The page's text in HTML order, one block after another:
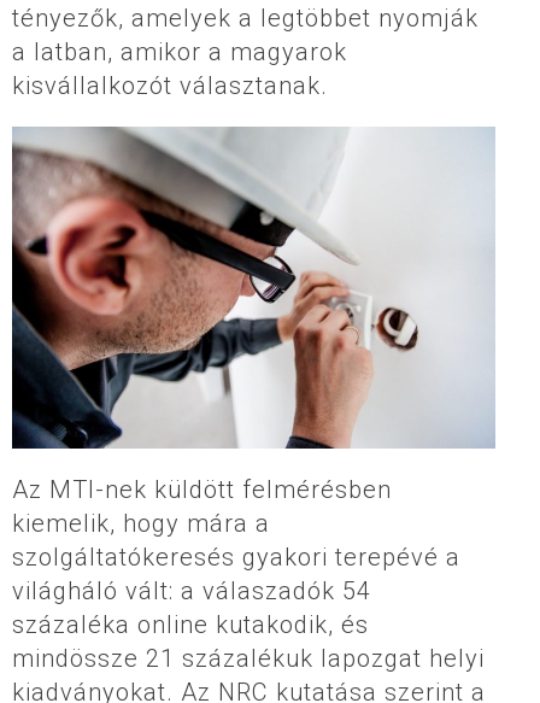
tényezők, amelyek a legtöbbet nyomják
a latban, amikor a magyarok
kisvállalkozót választanak.
Az MTI-nek küldött felmérésben
kiemelik, hogy mára a
szolgáltatókeresés gyakori terepévé a
világháló vált: a válaszadók 54
százaléka online kutakodik, és
mindössze 21 százalékuk lapozgat helyi
kiadványokat. Az NRC kutatása szerint a